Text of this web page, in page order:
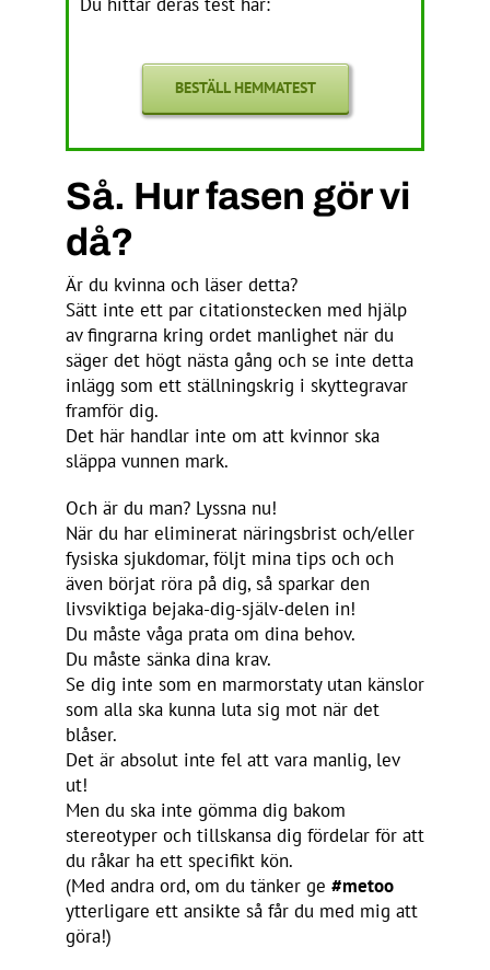
BESTÄLL HEMMATEST
Så. Hur fasen gör vi
då?
Är du kvinna och läser detta?
Sätt inte ett par citationstecken med hjälp
av fingrarna kring ordet manlighet när du
säger det högt nästa gång och se inte detta
inlägg som ett ställningskrig i skyttegravar
framför dig.
Det här handlar inte om att kvinnor ska
släppa vunnen mark.
Och är du man? Lyssna nu!
När du har eliminerat näringsbrist och/eller
fysiska sjukdomar, följt mina tips och och
även börjat röra på dig, så sparkar den
livsviktiga bejaka-dig-själv-delen in!
Du måste våga prata om dina behov.
Du måste sänka dina krav.
Se dig inte som en marmorstaty utan känslor
som alla ska kunna luta sig mot när det
blåser.
Det är absolut inte fel att vara manlig, lev
ut!
Men du ska inte gömma dig bakom
stereotyper och tillskansa dig fördelar för att
du råkar ha ett specifikt kön.
(Med andra ord, om du tänker ge #metoo
ytterligare ett ansikte så får du med mig att
göra!)